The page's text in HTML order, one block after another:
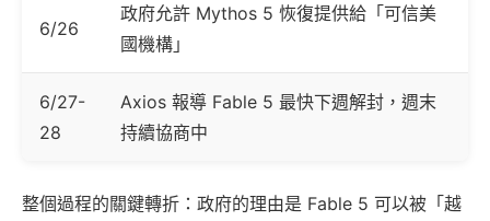
6/26
政府允許 Mythos 5 恢復提供給「可信美
國機構」
6/27-
28
Axios 報導 Fable 5 最快下週解封，週末
持續協商中
整個過程的關鍵轉折：政府的理由是 Fable 5 可以被「越